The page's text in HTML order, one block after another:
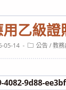
乙級證
05-14
Post公告/教務
4082-9d88-